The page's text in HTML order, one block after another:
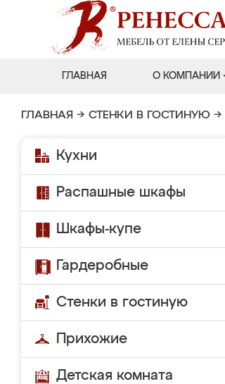
ГЛАВНАЯ О КОМПАНИИ
ГЛАВНАЯ → СТЕНКИ В ГОСТИНУЮ →
Кухни
Распашные шкафы
Шкафы-купе
Гардеробные
Стенки в гостиную
Прихожие
Детская комната